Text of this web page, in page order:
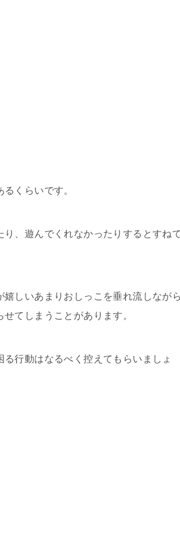
くらいです。
、遊んでくれなかったりするとすね
しいあまりおしっこを垂れ流しなが
てしまうことがあります。
行動はなるべく控えてもらいましょ